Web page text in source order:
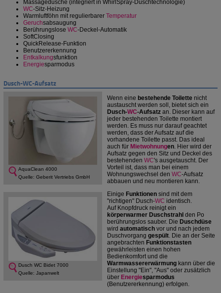
Massagedusche (integriert in WhirlSpray-Duschtechnologie)
WC-Sitz-Heizung
Warmluftföhn mit regulierbarer Temperatur
Geruchsabsaugung
Berührungslose WC-Deckel-Automatik
SoftClosing
QuickRelease-Funktion
Benutzererkennung
Entkalkungsfunktion
Energiesparmodus
Dusch-WC-Aufsatz
AquaClean 4000
Quelle: Geberit Vertriebs GmbH
Dusch WC Bidet 7000
Quelle: Japanwelt
Wenn eine bestehende Toilette nicht
austauscht werden soll, bietet sich ein
Dusch-WC-Aufsatz an. Dieser kann auf
jeder bestehenden Toilette montiert
werden. Es muss nur darauf geachtet
werden, dass der Aufsatz auf die
vorhandene Toilette passt. Das ideal
auch für Mietwohnungen. Hier wird der
Aufsatz gegen den Sitz und Deckel des
bestehenden WC's ausgetauscht. Der
Vorteil ist, dass man bei einem
Wohnungswechsel den WC-Aufsatz
abbauen und neu montieren kann.
Einige Funktionen sind mit dem
"richtigen" Dusch-WC identisch.
Auf Knopfdruck reinigt ein
körperwarmer Duschstrahl den Po
berührungslos sauber. Die Duschdüse
wird automatisch vor und nach jedem
Duschvorgang gespült. Die an der Seite
angebrachten Funktionstasten
gewährleisten einen hohen
Bedienkomfort und die
Warmwassererwärmung kann über die
Einstellung "Ein", "Aus" oder zusätzlich
über Energiesparmodus
(Benutzererkennung) erfolgen.